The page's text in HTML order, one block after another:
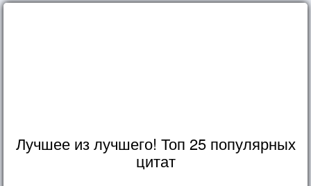
Лучшее из лучшего! Топ 25 популярных
цитат